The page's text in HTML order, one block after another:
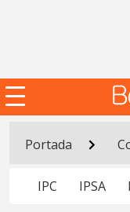
Portada
IPC IPSA